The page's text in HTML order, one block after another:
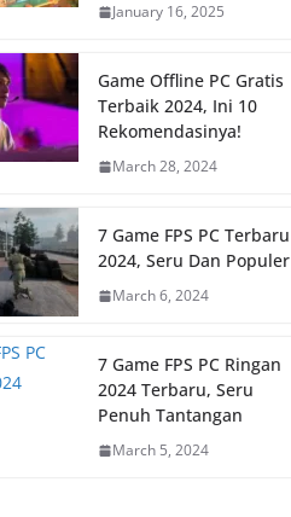
January 16, 2025
Game Offline PC Gratis
Terbaik 2024, Ini 10
Rekomendasinya!
March 28, 2024
7 Game FPS PC Terbaru
2024, Seru Dan Populer
March 6, 2024
7 Game FPS PC Ringan
2024 Terbaru, Seru
Penuh Tantangan
March 5, 2024